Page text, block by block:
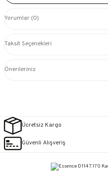
Yorumlar (0)
Taksit Seçenekleri
Önerileriniz
Ücretsiz Kargo
Güvenli Alışveriş